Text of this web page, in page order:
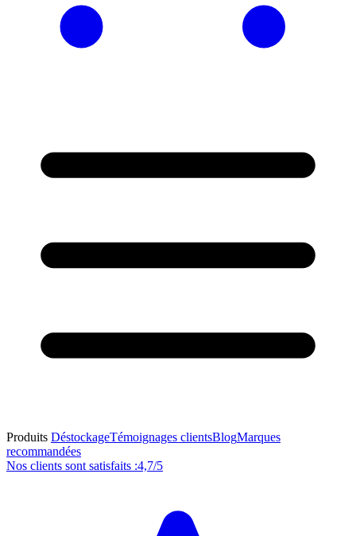
Produits DéstockageTémoignages clientsBlogMarques
recommandées
Nos clients sont satisfaits :4,7/5